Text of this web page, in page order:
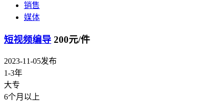
销售
媒体
短视频编导 200元/件
2023-11-05发布
1-3年
大专
6个月以上